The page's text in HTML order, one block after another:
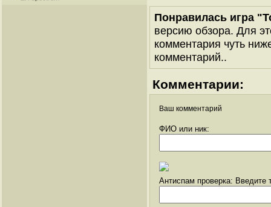
Понравилась игра
версию обзора. Для
комментария чуть
комментарий..
Комментарии:
Ваш комментарий
ФИО или ник:
Антиспам проверка: Введите